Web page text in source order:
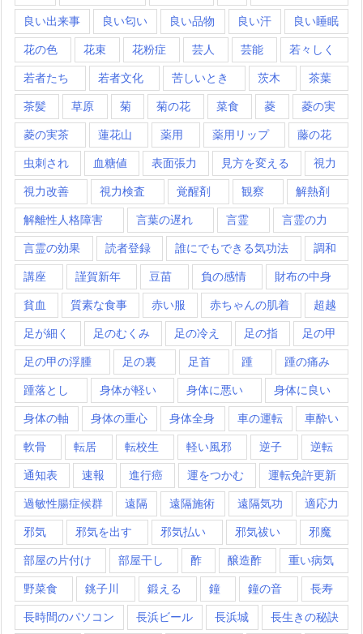
良い出来事 良い匂い 良い品物 良い汗 良い睡眠
花の色 花束 花粉症 芸人 芸能 若々しく
若者たち 若者文化 苦しいとき 茨木 茶葉
茶髪 草原 菊 菊の花 菜食 菱 菱の実
菱の実茶 蓮花山 薬用 薬用リップ 藤の花
虫刺され 血糖値 表面張力 見方を変える 視力
視力改善 視力検査 覚醒剤 観察 解熱剤
解離性人格障害 言葉の遅れ 言霊 言霊の力
言霊の効果 読者登録 誰にでもできる気功法 調和
講座 謹賀新年 豆苗 負の感情 財布の中身
貧血 質素な食事 赤い服 赤ちゃんの肌着 超越
足が細く 足のむくみ 足の冷え 足の指 足の甲
足の甲の浮腫 足の裏 足首 踵 踵の痛み
踵落とし 身体が軽い 身体に悪い 身体に良い
身体の軸 身体の重心 身体全身 車の運転 車酔い
軟骨 転居 転校生 軽い風邪 逆子 逆転
通知表 速報 進行癌 運をつかむ 運転免許更新
過敏性腸症候群 遠隔 遠隔施術 遠隔気功 適応力
邪気 邪気を出す 邪気払い 邪気祓い 邪魔
部屋の片付け 部屋干し 酢 醸造酢 重い病気
野菜食 銚子川 鍛える 鐘 鐘の音 長寿
長時間のパソコン 長浜ビール 長浜城 長生きの秘訣